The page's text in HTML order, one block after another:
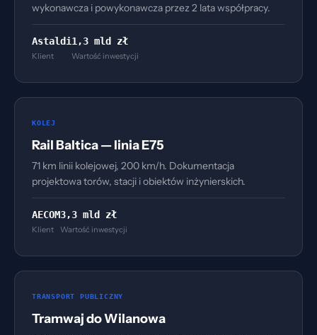
wykonawcza i powykonawcza przez 2 lata współpracy.
Astaldi
Klient
1,3 mld zł
Wartość inwestycji
KOLEJ
Rail Baltica — linia E75
71 km linii kolejowej, 200 km/h. Dokumentacja
projektowa torów, stacji i obiektów inżynierskich.
AECOM
Klient
3,3 mld zł
Wartość inwestycji
TRANSPORT PUBLICZNY
Tramwaj do Wilanowa